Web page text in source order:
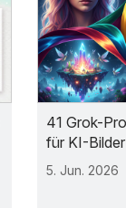
41 Grok-
für KI-Bilder
5. Jun. 2026